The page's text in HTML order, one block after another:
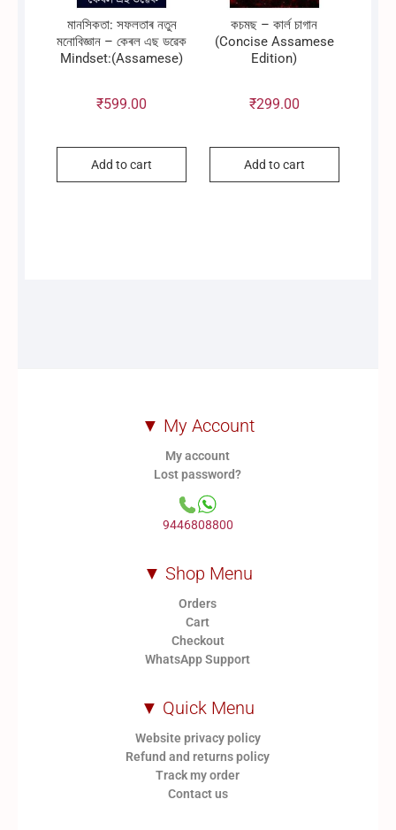
মানসিকতা: সফলতাৰ নতুন
মনোবিজ্ঞান – কেৰল এছ ডৱেক
Mindset:(Assamese)
₹599.00
Add to cart
কচমছ – কাৰ্ল চাগান
(Concise Assamese
Edition)
₹299.00
Add to cart
▼ My Account
My account
Lost password?
9446808800
▼ Shop Menu
Orders
Cart
Checkout
WhatsApp Support
▼ Quick Menu
Website privacy policy
Refund and returns policy
Track my order
Contact us